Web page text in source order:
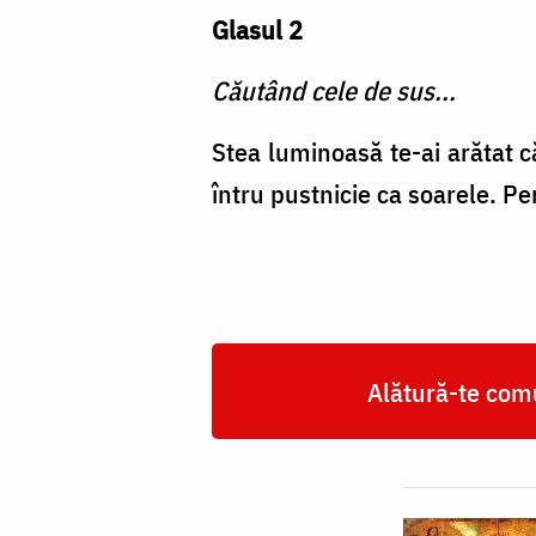
Glasul 2
Căutând cele de sus...
Stea luminoasă te-ai arătat
întru pustnicie ca soarele.
Alătură-te